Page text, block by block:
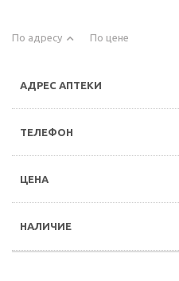
По адресу По цене